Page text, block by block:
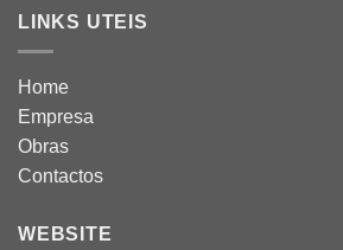
LINKS UTEIS
Home
Empresa
Obras
Contactos
WEBSITE